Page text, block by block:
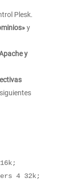
Plesk.
y
y
16k
4 32k